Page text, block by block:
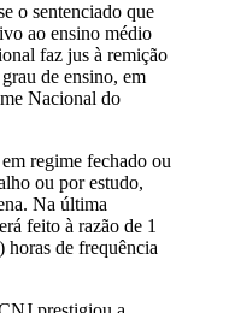
o sentenciado que
ao ensino médio
faz jus à remição
de ensino, em
Nacional do
regime fechado ou
ou por estudo,
Na última
feito à razão de 1
horas de frequência